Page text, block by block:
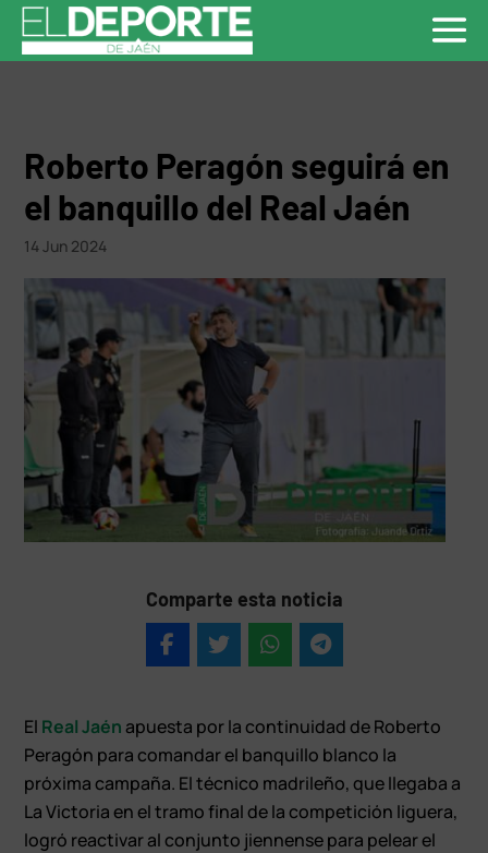
Roberto Peragón seguirá en
el banquillo del Real Jaén
14 Jun 2024
Comparte esta noticia
El Real Jaén apuesta por la continuidad de Roberto
Peragón para comandar el banquillo blanco la
próxima campaña. El técnico madrileño, que llegaba a
La Victoria en el tramo final de la competición liguera,
logró reactivar al conjunto jiennense para pelear el